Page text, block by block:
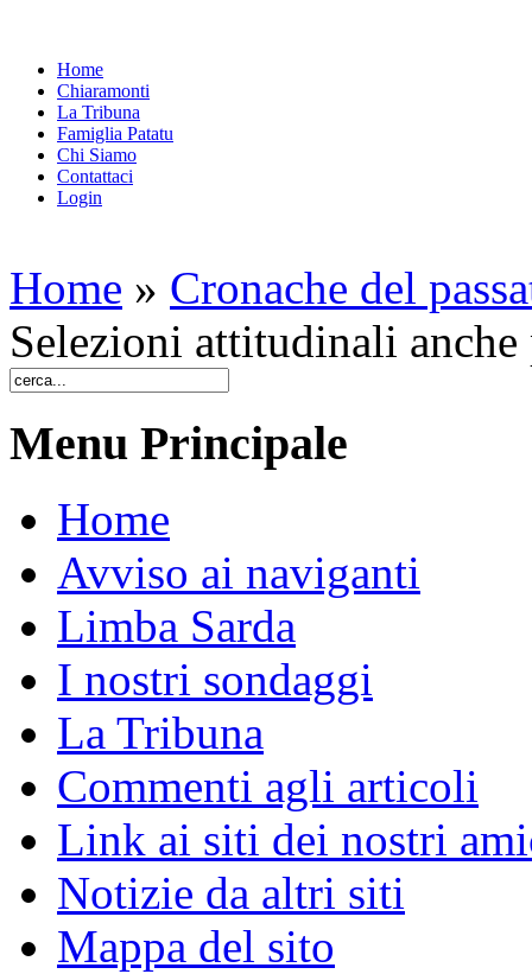
Home
Chiaramonti
La Tribuna
Famiglia Patatu
Chi Siamo
Contattaci
Login
Home » Cronache del
Selezioni attitudinali anche
Menu Principale
Home
Avviso ai naviganti
Limba Sarda
I nostri sondaggi
La Tribuna
Commenti agli articoli
Link ai siti dei nostri
Notizie da altri siti
Mappa del sito